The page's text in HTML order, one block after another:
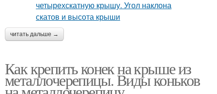
читать дальше →
Как крепить конек на крыше из
металлочерепицы. Виды коньков